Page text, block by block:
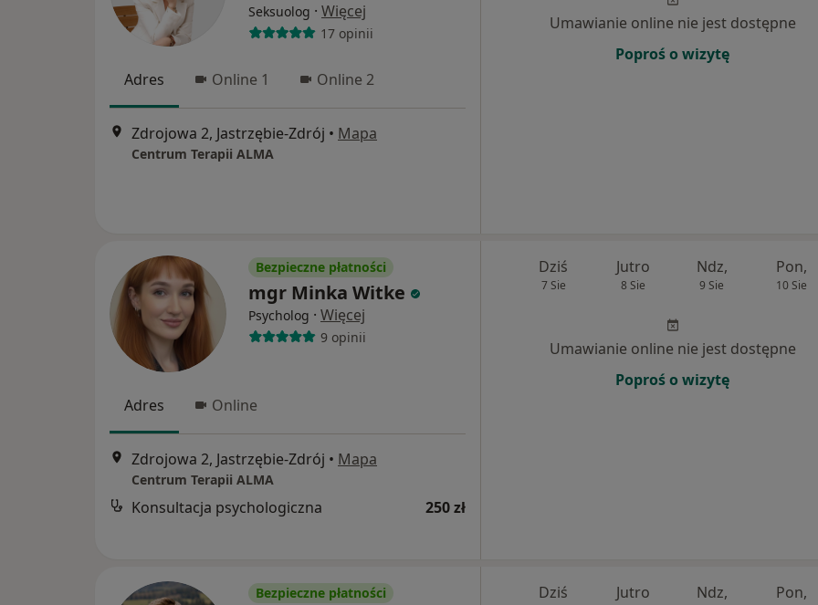
Seksuolog · Więcej
17 opinii
Adres Online 1 Online 2
Zdrojowa 2, Jastrzębie-Zdrój • Mapa
Centrum Terapii ALMA
Umawianie online nie jest dostępne
Poproś o wizytę
Bezpieczne płatności
mgr Minka Witke
Psycholog · Więcej
9 opinii
Adres Online
Zdrojowa 2, Jastrzębie-Zdrój • Mapa
Centrum Terapii ALMA
Konsultacja psychologiczna 250 zł
Dziś
7 Sie
Jutro
8 Sie
Ndz,
9 Sie
Pon,
10 Sie
Umawianie online nie jest dostępne
Poproś o wizytę
Bezpieczne płatności Dziś Jutro Ndz, Pon,